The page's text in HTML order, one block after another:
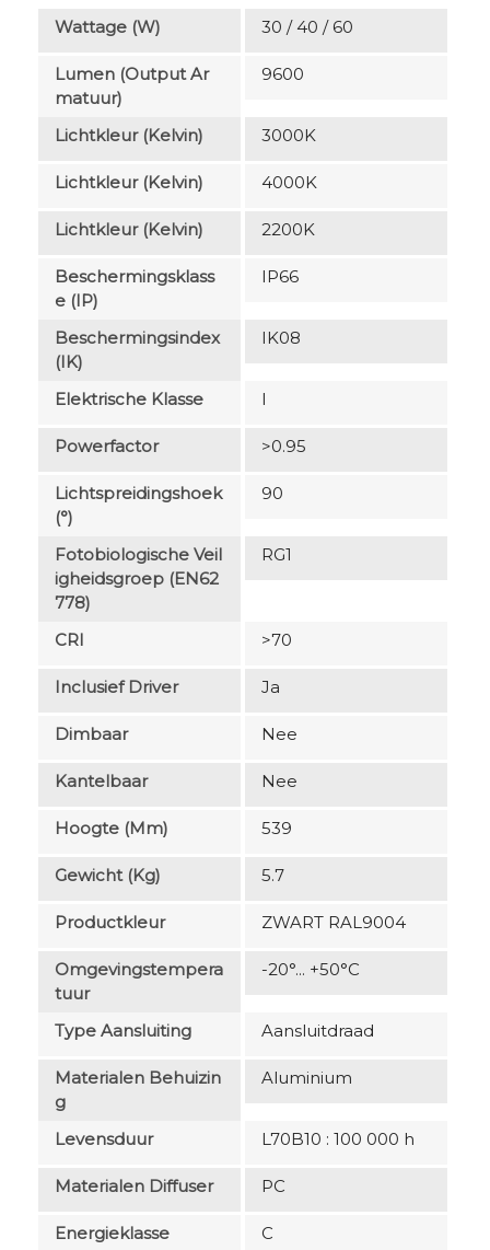
Wattage (W)
30 / 40 / 60
Lumen (output Ar
Matuur)
9600
Lichtkleur (Kelvin) 3000K
Lichtkleur (Kelvin) 4000K
Lichtkleur (Kelvin) 2200K
Beschermingsklass
E (IP)
IP66
Beschermingsindex
(IK)
IK08
Elektrische Klasse I
Powerfactor >0.95
Lichtspreidingshoek
(°)
90
Fotobiologische Veil
Igheidsgroep (EN62
778)
RG1
CRI >70
Inclusief Driver Ja
Dimbaar Nee
Kantelbaar Nee
Hoogte (mm) 539
Gewicht (kg) 5.7
Productkleur ZWART RAL9004
Omgevingstempera
Tuur
-20°... +50°C
Type Aansluiting Aansluitdraad
Materialen Behuizin
G
Aluminium
Levensduur L70B10 : 100 000 h
Materialen Diffuser PC
Energieklasse C